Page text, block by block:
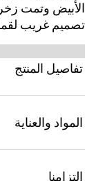
الأبيض وتمت
تصميم غريب
قديم، يضم
تفاصيل المنتج
المواد والعناية
التزامنا